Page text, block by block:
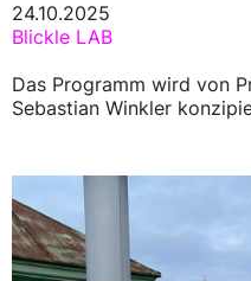
24.10.2025
Blickle LAB
Das Programm wird von
Sebastian Winkler